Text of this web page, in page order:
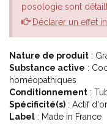
posologie sont
Déclarer un effet
Nature de produit :
Substance active :
homéopathiques
Conditionnement :
Spécificité(s) : Actif
Label : Made in France